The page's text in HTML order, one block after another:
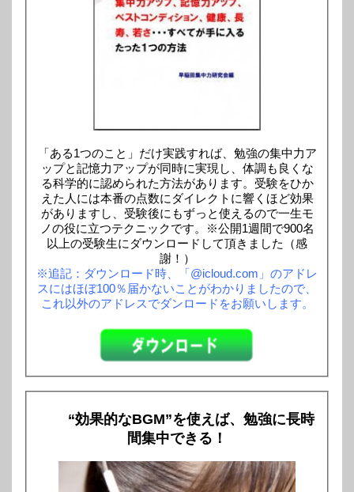
「ある1つのこと」だけ実践すれば、勉強の集中力ア
ップと記憶力アップが同時に実現し、体調も良くな
る科学的に認められた方法があります。受験をひか
えた人には本番の点数にダイレクトに響くほど効果
がありますし、受験後にもずっと使えるので一生モ
ノの役に立つテクニックです。※公開1週間で900名
以上の受験生にダウンロードして頂きました（感
謝！）
※追記：ダウンロード時、「@icloud.com」のアドレ
スにはほぼ100％届かないことがわかりましたので、
これ以外のアドレスでダンロードをお願いします。
“効果的なBGM”を使えば、勉強に長時
間集中できる！